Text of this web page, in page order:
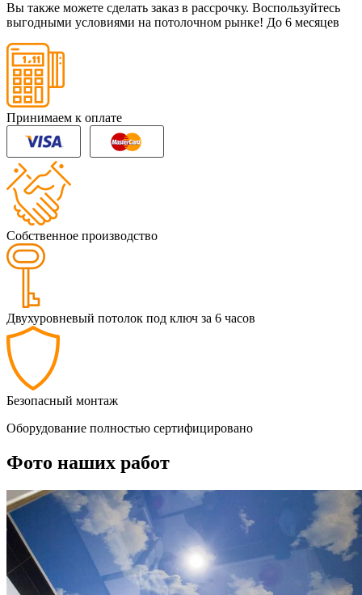
Вы также можете сделать заказ в рассрочку. Воспользуйтесь
выгодными условиями на потолочном рынке! До 6 месяцев
Принимаем к оплате
Собственное производство
Двухуровневый потолок под ключ за 6 часов
Безопасный монтаж
Оборудование полностью сертифицировано
Фото наших работ